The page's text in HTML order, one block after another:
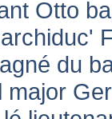
Otto
du